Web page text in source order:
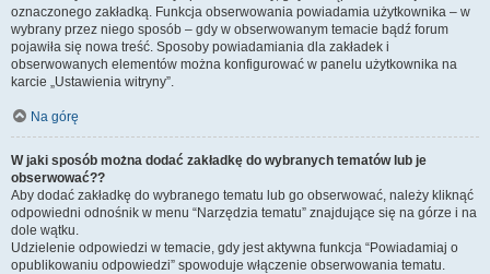
oznaczonego zakładką. Funkcja obserwowania powiadamia użytkownika – w
wybrany przez niego sposób – gdy w obserwowanym temacie bądź forum
pojawiła się nowa treść. Sposoby powiadamiania dla zakładek i
obserwowanych elementów można konfigurować w panelu użytkownika na
karcie „Ustawienia witryny”.
Na górę
W jaki sposób można dodać zakładkę do wybranych tematów lub je
obserwować??
Aby dodać zakładkę do wybranego tematu lub go obserwować, należy kliknąć
odpowiedni odnośnik w menu “Narzędzia tematu” znajdujące się na górze i na
dole wątku.
Udzielenie odpowiedzi w temacie, gdy jest aktywna funkcja “Powiadamiaj o
opublikowaniu odpowiedzi” spowoduje włączenie obserwowania tematu.